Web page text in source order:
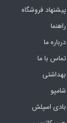
پیشنهاد فروشگاه
راهنما
درباره ما
تماس با ما
بهداشتی
شامپو
بادی اسپلش